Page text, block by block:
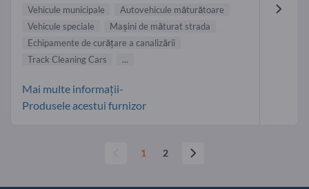
Vehicule municipale
Autovehicule măturătoare
Vehicule speciale
Mașini de măturat strada
Echipamente de curăţare a canalizării
Track Cleaning Cars
...
Mai multe informații-
Produsele acestui furnizor
1 2